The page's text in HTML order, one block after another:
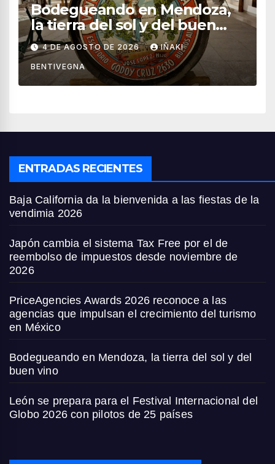
Bodegueando en Mendoza,
la tierra del sol y del buen
vino
4 DE AGOSTO DE 2026 IÑAKI
BENTIVEGNA
ENTRADAS RECIENTES
Baja California da la bienvenida a las fiestas de la
vendimia 2026
Japón cambia el sistema Tax Free por el de
reembolso de impuestos desde noviembre de
2026
PriceAgencies Awards 2026 reconoce a las
agencias que impulsan el crecimiento del turismo
en México
Bodegueando en Mendoza, la tierra del sol y del
buen vino
León se prepara para el Festival Internacional del
Globo 2026 con pilotos de 25 países